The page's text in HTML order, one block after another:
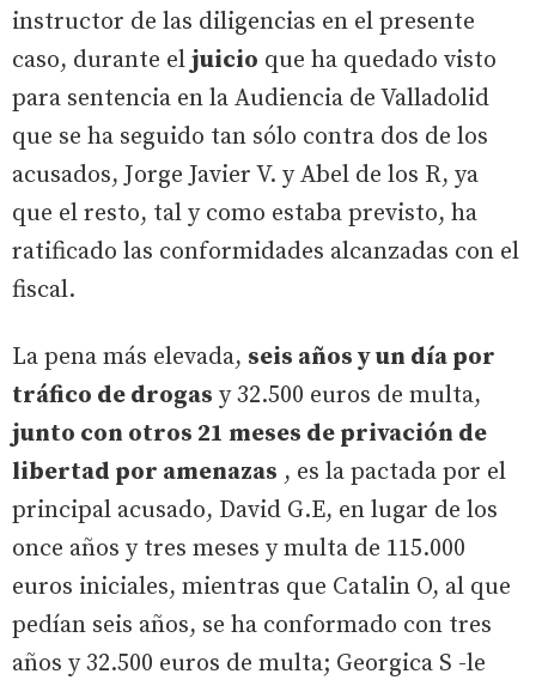
instructor de las diligencias en el presente
caso, durante el juicio que ha quedado visto
para sentencia en la Audiencia de Valladolid
que se ha seguido tan sólo contra dos de los
acusados, Jorge Javier V. y Abel de los R, ya
que el resto, tal y como estaba previsto, ha
ratificado las conformidades alcanzadas con el
fiscal.
La pena más elevada, seis años y un día por
tráfico de drogas y 32.500 euros de multa,
junto con otros 21 meses de privación de
libertad por amenazas , es la pactada por el
principal acusado, David G.E, en lugar de los
once años y tres meses y multa de 115.000
euros iniciales, mientras que Catalin O, al que
pedían seis años, se ha conformado con tres
años y 32.500 euros de multa; Georgica S -le